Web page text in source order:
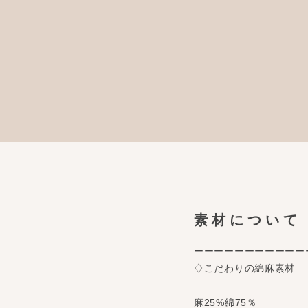
素材について
ーーーーーーーーーー
♢こだわりの綿麻素材
麻25%綿75％